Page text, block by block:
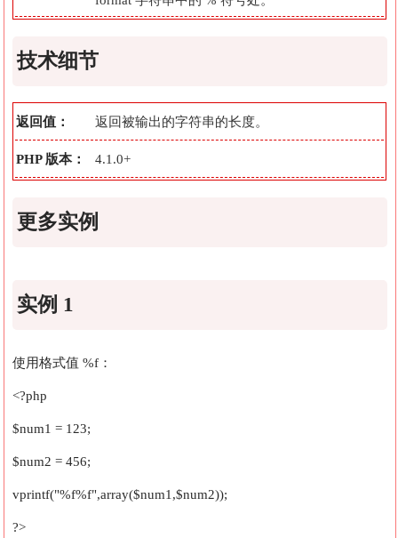
技术细节
返回值： 返回被输出的字符串的长度。
PHP 版本： 4.1.0+
更多实例
实例 1
使用格式值 %f：
<?php
$num1 = 123;
$num2 = 456;
vprintf("%f%f",array($num1,$num2));
?>